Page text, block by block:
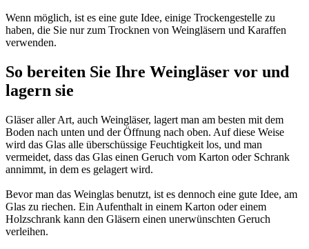
Wenn möglich, ist es eine gute Idee, einige Trockengestelle zu
haben, die Sie nur zum Trocknen von Weingläsern und Karaffen
verwenden.
So bereiten Sie Ihre Weingläser vor und
lagern sie
Gläser aller Art, auch Weingläser, lagert man am besten mit dem
Boden nach unten und der Öffnung nach oben. Auf diese Weise
wird das Glas alle überschüssige Feuchtigkeit los, und man
vermeidet, dass das Glas einen Geruch vom Karton oder Schrank
annimmt, in dem es gelagert wird.
Bevor man das Weinglas benutzt, ist es dennoch eine gute Idee, am
Glas zu riechen. Ein Aufenthalt in einem Karton oder einem
Holzschrank kann den Gläsern einen unerwünschten Geruch
verleihen.